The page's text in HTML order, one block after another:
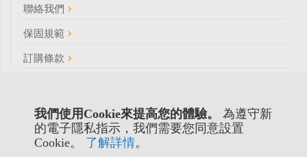
我們使用Cookie來提高您的體驗。
為遵守新
的電子隱私指示，我們需要您同意設置
Cookie。 了解詳情。
聯絡我們
保固規範
訂購條款